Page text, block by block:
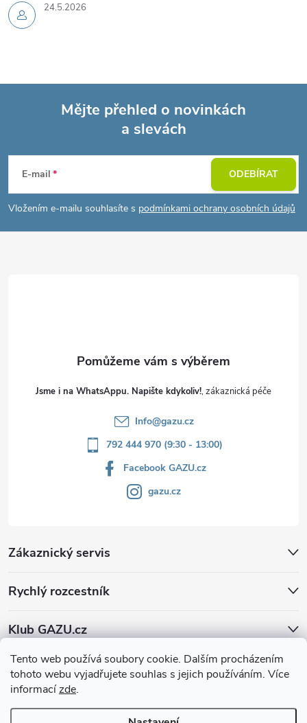
Tento web používá soubory cookie. Dalším procházením
tohoto webu vyjadřujete souhlas s jejich používáním. Více
informacízde.
24.5.2026
p
a
Mějte přehled o novinkách
a slevách
E-mail
Vložením e-mailu souhlasíte s podmínkami ochrany osobních údajů
ODEBÍRAT
Jsme i na WhatsAppu. Napište kdykoliv!
Info@gazu.cz
792 444 970 (9:30 - 13:00)
Facebook GAZU.cz
gazu.cz
Zákaznický servis
Rychlý rozcestník
Klub GAZU.cz